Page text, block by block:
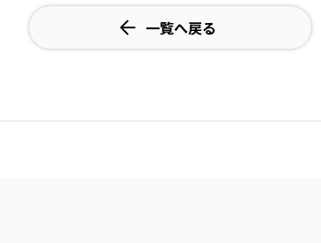
一覧へ戻る